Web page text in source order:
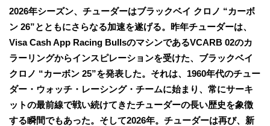
2026年シーズン、チューダーはブラックベイ クロノ “カーボ
ン 26”とともにさらなる加速を遂げる。昨年チューダーは、
Visa Cash App Racing BullsのマシンであるVCARB 02のカ
ラーリングからインスピレーションを受けた、ブラックベイ
クロノ “カーボン 25”を発表した。それは、1960年代のチュー
ダー・ウォッチ・レーシング・チームに始まり、常にサーキ
ットの最前線で戦い続けてきたチューダーの長い歴史を象徴
する瞬間でもあった。そして2026年。チューダーは再び、新